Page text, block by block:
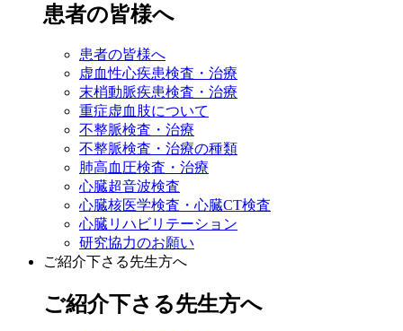
患者の皆様へ
患者の皆様へ
虚血性心疾患検査・治療
末梢動脈疾患検査・治療
重症虚血肢について
不整脈検査・治療
不整脈検査・治療の種類
肺高血圧検査・治療
心臓超音波検査
心臓核医学検査・心臓CT検査
心臓リハビリテーション
研究協力のお願い
ご紹介下さる先生方へ
ご紹介下さる先生方へ